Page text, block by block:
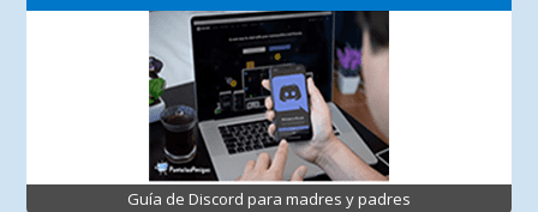
Guía de Discord para madres y padres